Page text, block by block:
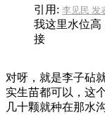
引用: 李见民 发
我这里水位高
接
对呀，就是李子砧
实生苗都可以，这
几十颗就种在那水